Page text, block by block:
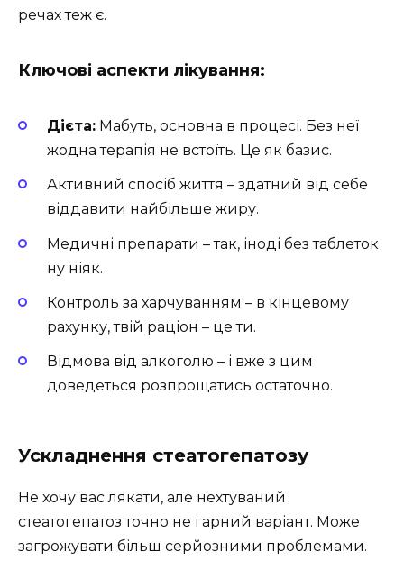
речах теж є.
Ключові аспекти лікування:
Дієта: Мабуть, основна в процесі. Без неї
жодна терапія не встоїть. Це як базис.
Активний спосіб життя – здатний від себе
віддавити найбільше жиру.
Медичні препарати – так, іноді без таблеток
ну ніяк.
Контроль за харчуванням – в кінцевому
рахунку, твій раціон – це ти.
Відмова від алкоголю – і вже з цим
доведеться розпрощатись остаточно.
Ускладнення стеатогепатозу
Не хочу вас лякати, але нехтуваний
стеатогепатоз точно не гарний варіант. Може
загрожувати більш серйозними проблемами.